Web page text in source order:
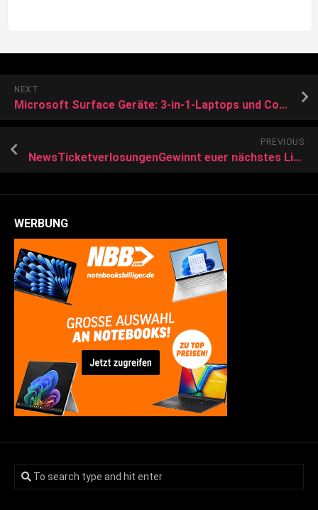
NEXT
Microsoft Surface Geräte: 3-in-1-Laptops und Convertibles im Frühlingsangebot
PREVIOUS
NewsTicketverlosungenGewinnt euer nächstes Live-Erlebnis
WERBUNG